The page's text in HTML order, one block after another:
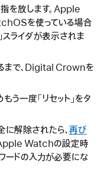
を放します。Apple
を使っている場合
スライダが表示されま
るまで、Digital Crownを
もう一度「リセット」をタ
解除されたら、再び
Apple Watchの設定時
ドの入力が必要にな